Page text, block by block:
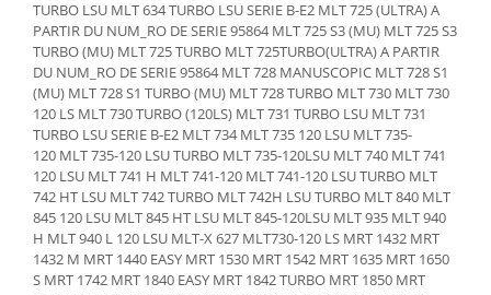
Rezervor lichid de frana
Lichid de frana
Antigel frane
Piese fara categorie
Sepci
Garnituri utilaje
Siguranta
Abtibilduri - Etichete
Girofar
Piese electrice
Piese Ausa
Piese Sennebogen
Piese Still
Piese Timberjack
Piese Valmet Valtra
Piese Vogele
Piese Yuchai
Piese Zeppelin
TURBO LSU MLT 634 TURBO LSU SERIE B-E2 MLT 725 (ULTRA) A
PARTIR DU NUM_RO DE SERIE 95864 MLT 725 S3 (MU) MLT 725 S3
TURBO (MU) MLT 725 TURBO MLT 725TURBO(ULTRA) A PARTIR
DU NUM_RO DE SERIE 95864 MLT 728 MANUSCOPIC MLT 728 S1
(MU) MLT 728 S1 TURBO (MU) MLT 728 TURBO MLT 730 MLT 730
120 LS MLT 730 TURBO (120LS) MLT 731 TURBO LSU MLT 731
TURBO LSU SERIE B-E2 MLT 734 MLT 735 120 LSU MLT 735-
120 MLT 735-120 LSU TURBO MLT 735-120LSU MLT 740 MLT 741
120 LSU MLT 741 H MLT 741-120 MLT 741-120 LSU TURBO MLT
742 HT LSU MLT 742 TURBO MLT 742H LSU TURBO MLT 840 MLT
845 120 LSU MLT 845 HT LSU MLT 845-120LSU MLT 935 MLT 940
H MLT 940 L 120 LSU MLT-X 627 MLT730-120 LS MRT 1432 MRT
1432 M MRT 1440 EASY MRT 1530 MRT 1542 MRT 1635 MRT 1650
S MRT 1742 MRT 1840 EASY MRT 1842 TURBO MRT 1850 MRT